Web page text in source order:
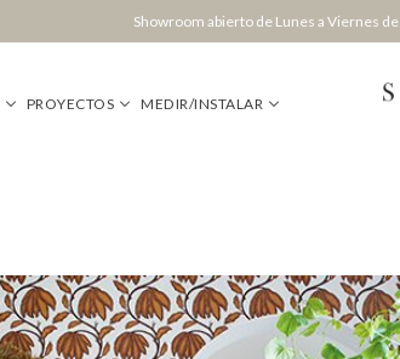
Showroom abierto de Lunes a Viernes de
PROYECTOS MEDIR/INSTALAR